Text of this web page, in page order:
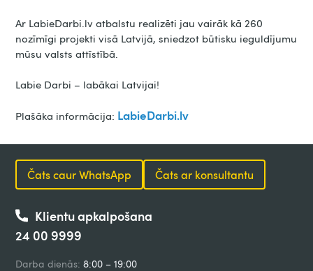
Ar LabieDarbi.lv atbalstu realizēti jau vairāk kā 260
nozīmīgi projekti visā Latvijā, sniedzot būtisku ieguldījumu
mūsu valsts attīstībā.
Labie Darbi – labākai Latvijai!
Plašāka informācija: LabieDarbi.lv
Čats caur WhatsApp Čats ar konsultantu
Klientu apkalpošana
24 00 9999
Darba dienās: 8:00 – 19:00